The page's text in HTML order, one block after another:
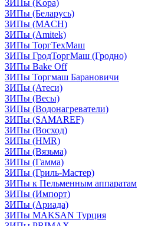
ЗИПы (Kopa)
ЗИПы (Беларусь)
ЗИПы (MACH)
ЗИПы (Amitek)
ЗИПы ТоргТехМаш
ЗИПы ГродТоргМаш (Гродно)
ЗИПы Bake Off
ЗИПы Торгмаш Барановичи
ЗИПы (Атеси)
ЗИПы (Весы)
ЗИПы (Водонагреватели)
ЗИПы (SAMAREF)
ЗИПы (Восход)
ЗИПы (HMR)
ЗИПы (Вязьма)
ЗИПы (Гамма)
ЗИПы (Гриль-Мастер)
ЗИПы к Пельменным аппаратам
ЗИПы (Импорт)
ЗИПы (Ариада)
ЗИПы MAKSAN Турция